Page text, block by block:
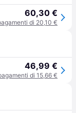
60,30 €
di 20,10 €
46,99 €
di 15,66 €